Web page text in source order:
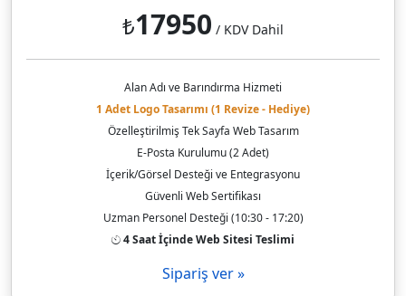
₺17950 / KDV Dahil
Alan Adı ve Barındırma Hizmeti
1 Adet Logo Tasarımı (1 Revize - Hediye)
Özelleştirilmiş Tek Sayfa Web Tasarım
E-Posta Kurulumu (2 Adet)
İçerik/Görsel Desteği ve Entegrasyonu
Güvenli Web Sertifikası
Uzman Personel Desteği (10:30 - 17:20)
4 Saat İçinde Web Sitesi Teslimi
Sipariş ver »